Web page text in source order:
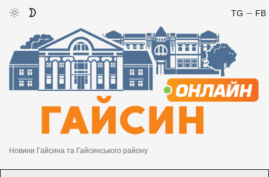
FB
TG
Новини Гайсина та Гайсинського району